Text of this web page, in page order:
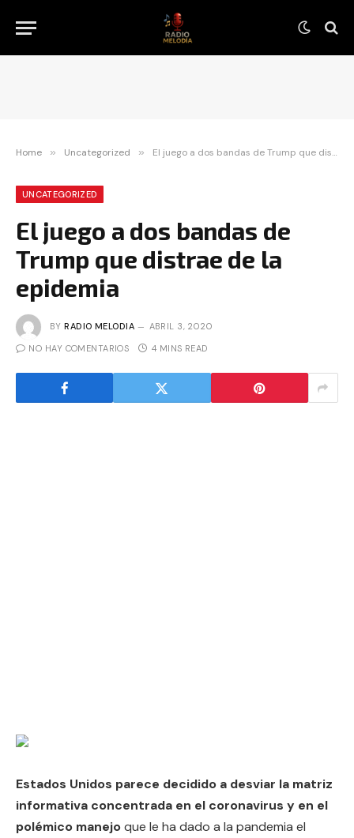
Home » Uncategorized » El juego a dos bandas de Trump que distrae de la epidemia
UNCATEGORIZED
El juego a dos bandas de
Trump que distrae de la
epidemia
BY RADIO MELODIA ABRIL 3, 2020
NO HAY COMENTARIOS 4 MINS READ
Estados Unidos parece decidido a desviar la matriz
informativa concentrada en el coronavirus y en el
polémico manejoque le ha dado a la pandemia el